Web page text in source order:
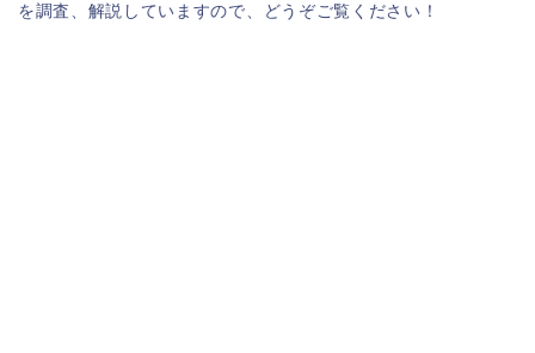
を調査、解説していますので、どうぞご覧ください！